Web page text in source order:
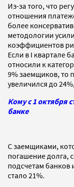
Из-за того, что
отношения
более
методологии
коэффициентов
Если в I квартале
относили к
9% заемщиков, то
увеличился до
Кому с 1 октября
банке
С заемщиками,
погашение долга,
подсчетам банков
стало 21%.